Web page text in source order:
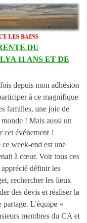
DU
11 ANS ET DE
depuis mon adhésion
à ce magnifique
familles, une joie de
! Mais aussi un
cet événement !
week-end est une
à cœur. Voir tous ces
définir les
rechercher les lieux
des devis et réaliser la
partage. L'équipe «
membres du CA et